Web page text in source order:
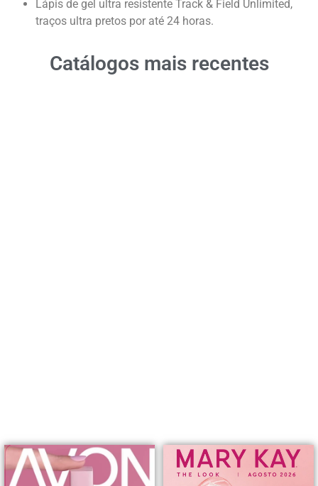
Lápis de gel ultra resistente Track & Field Unlimited,
traços ultra pretos por até 24 horas.
Catálogos mais recentes